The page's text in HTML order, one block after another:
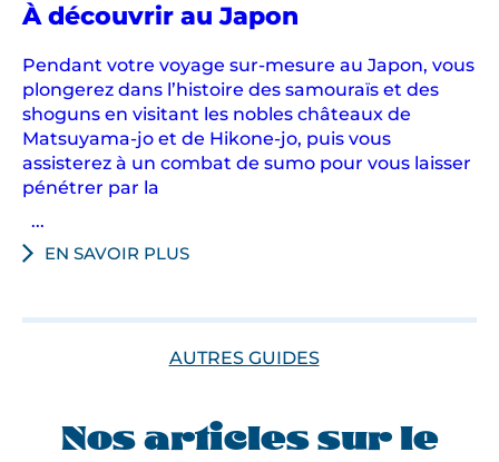
À découvrir au Japon
Pendant votre voyage sur-mesure au Japon, vous
plongerez dans l’histoire des samouraïs et des
shoguns en visitant les nobles châteaux de
Matsuyama-jo et de Hikone-jo, puis vous
assisterez à un combat de sumo pour vous laisser
pénétrer par la
...
EN SAVOIR PLUS
AUTRES GUIDES
Nos articles sur le